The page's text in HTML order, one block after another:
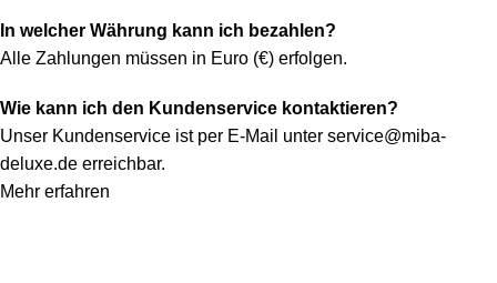
In welcher Währung kann ich bezahlen?
Alle Zahlungen müssen in Euro (€) erfolgen.
Wie kann ich den Kundenservice kontaktieren?
Unser Kundenservice ist per E-Mail unter service@miba-
deluxe.de erreichbar.
Mehr erfahren